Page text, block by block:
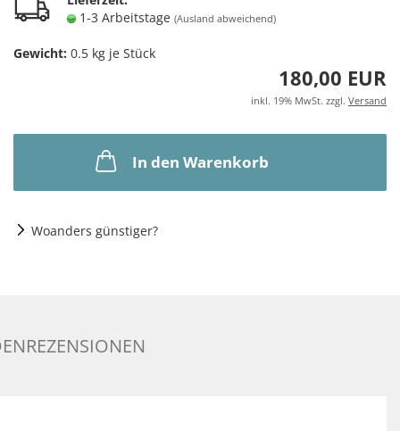
1-3 Arbeitstage (Ausland abweichend)
Gewicht: 0.5 kg je Stück
180,00 EUR
inkl. 19% MwSt. zzgl. Versand
In den Warenkorb
Woanders günstiger?